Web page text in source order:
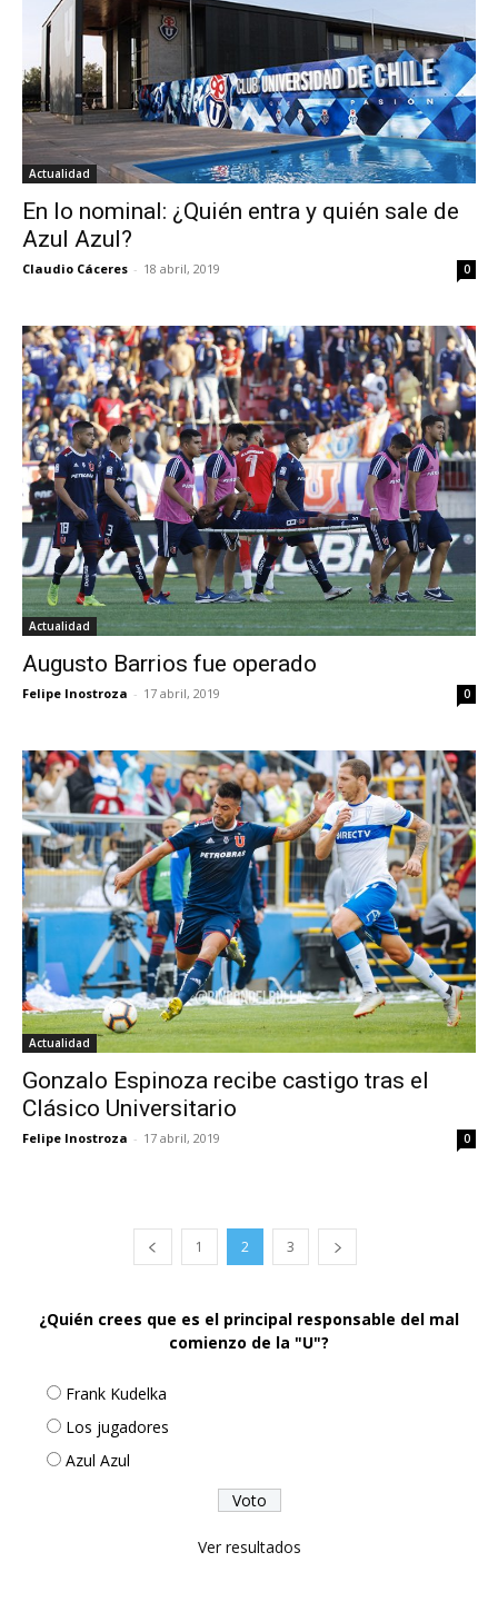
Actualidad
En lo nominal: ¿Quién entra y quién sale de
Azul Azul?
Claudio Cáceres - 18 abril, 2019 0
Actualidad
Augusto Barrios fue operado
Felipe Inostroza - 17 abril, 2019 0
Actualidad
Gonzalo Espinoza recibe castigo tras el
Clásico Universitario
Felipe Inostroza - 17 abril, 2019 0
1 2 3
¿Quién crees que es el principal responsable del mal
comienzo de la "U"?
Frank Kudelka
Los jugadores
Azul Azul
Ver resultados